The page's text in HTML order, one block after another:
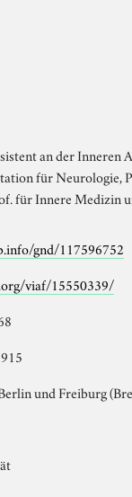
an der Inneren
für Neurologie,
für Innere Medizin
gnd/117596752
viaf/15550339/
und Freiburg